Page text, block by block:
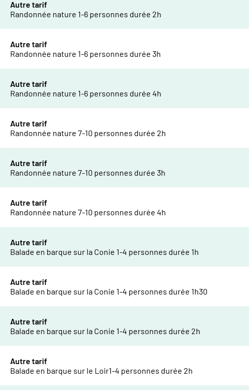
Autre tarif
Randonnée nature 1-6 personnes durée 2h
Autre tarif
Randonnée nature 1-6 personnes durée 3h
Autre tarif
Randonnée nature 1-6 personnes durée 4h
Autre tarif
Randonnée nature 7-10 personnes durée 2h
Autre tarif
Randonnée nature 7-10 personnes durée 3h
Autre tarif
Randonnée nature 7-10 personnes durée 4h
Autre tarif
Balade en barque sur la Conie 1-4 personnes durée 1h
Autre tarif
Balade en barque sur la Conie 1-4 personnes durée 1h30
Autre tarif
Balade en barque sur la Conie 1-4 personnes durée 2h
Autre tarif
Balade en barque sur le Loir1-4 personnes durée 2h